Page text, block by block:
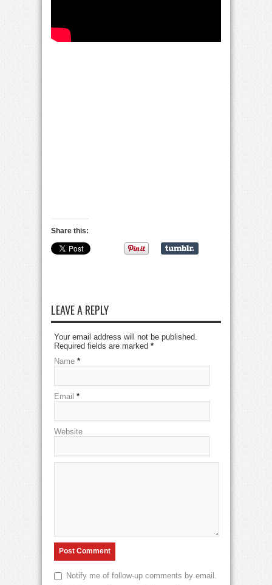
Share this:
LEAVE A REPLY
Your email address will not be published.
Required fields are marked *
Name *
Email *
Website
Notify me of follow-up comments by email.